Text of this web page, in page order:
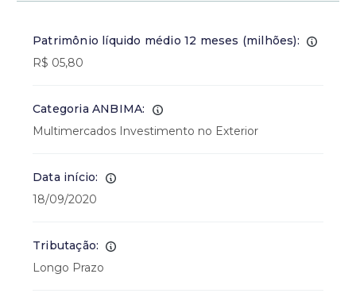
Patrimônio líquido médio 12 meses (milhões):
R$ 05,80
Categoria ANBIMA:
Multimercados Investimento no Exterior
Data início:
18/09/2020
Tributação:
Longo Prazo